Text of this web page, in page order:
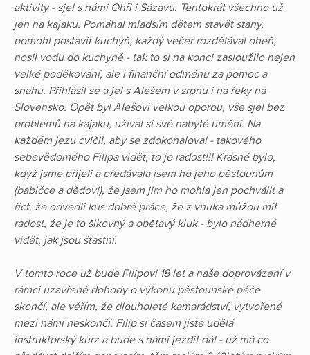
aktivity - sjel s námi Ohři i Sázavu. Tentokrát všechno už
jen na kajaku. Pomáhal mladším dětem stavět stany,
pomohl postavit kuchyň, každý večer rozdělával oheň,
nosil vodu do kuchyně - tak to si na konci zasloužilo nejen
velké poděkování, ale i finanční odměnu za pomoc a
snahu. Přihlásil se a jel s Alešem v srpnu i na řeky na
Slovensko. Opět byl Alešovi velkou oporou, vše sjel bez
problémů na kajaku, užíval si své nabyté umění. Na
každém jezu cvičil, aby se zdokonaloval - takového
sebevědomého Filipa vidět, to je radost!!! Krásné bylo,
když jsme přijeli a předávala jsem ho jeho pěstounům
(babičce a dědovi), že jsem jim ho mohla jen pochválit a
říct, že odvedli kus dobré práce, že z vnuka můžou mít
radost, že je to šikovný a obětavý kluk - bylo nádherné
vidět, jak jsou šťastní.
V tomto roce už bude Filipovi 18 let a naše doprovázení v
rámci uzavřené dohody o výkonu pěstounské péče
skončí, ale věřím, že dlouholeté kamarádství, vytvořené
mezi námi neskončí. Filip si časem jistě udělá
instruktorský kurz a bude s námi jezdit dál - už má co